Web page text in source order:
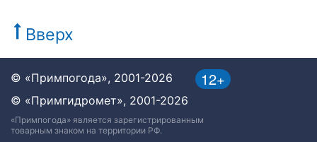
Вверх
12+
© «Примпогода», 2001-2026
© «Примгидромет», 2001-2026
«Примпогода» является зарегистрированным
товарным знаком на территории РФ.